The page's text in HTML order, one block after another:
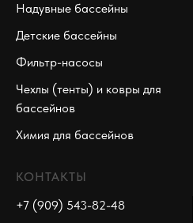
Надувные бассейны
Детские бассейны
Фильтр-насосы
Чехлы (тенты) и ковры для
бассейнов
Химия для бассейнов
КОНТАКТЫ
+7 (909) 543-82-48